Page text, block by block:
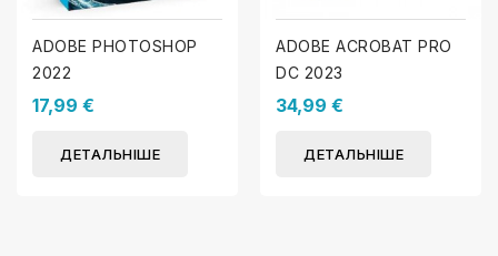
ADOBE PHOTOSHOP
2022
17,99 €
ДЕТАЛЬНІШЕ
ADOBE ACROBAT PRO
DC 2023
34,99 €
ДЕТАЛЬНІШЕ